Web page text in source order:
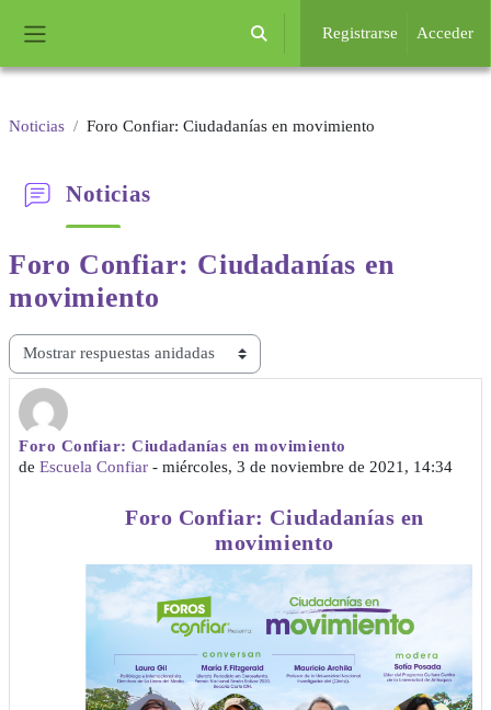
Selector de búsqueda de entrada
Registrarse Acceder
Noticias Foro Confiar: Ciudadanías en movimiento
Noticias
Foro Confiar: Ciudadanías en
movimiento
Mostrar modo
Foro Confiar: Ciudadanías en movimiento
de Escuela Confiar - miércoles, 3 de noviembre de 2021, 14:34
Número de respuestas: 0
Foro Confiar: Ciudadanías en
movimiento